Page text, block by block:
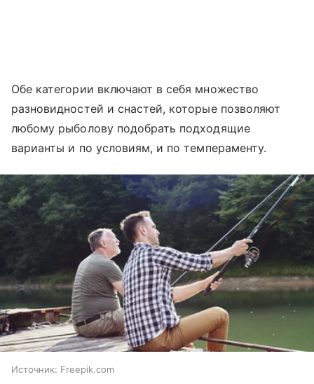
Обе категории включают в себя множество
разновидностей и снастей, которые позволяют
любому рыболову подобрать подходящие
варианты и по условиям, и по темпераменту.
Источник: Freepik.com